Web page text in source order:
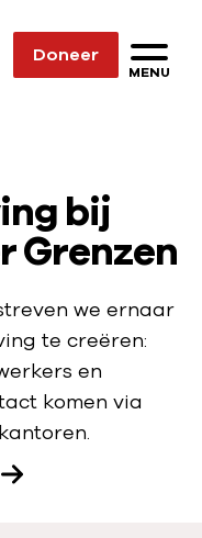
Doneer
MENU
bij
Grenzen
we ernaar
te creëren:
en
komen via